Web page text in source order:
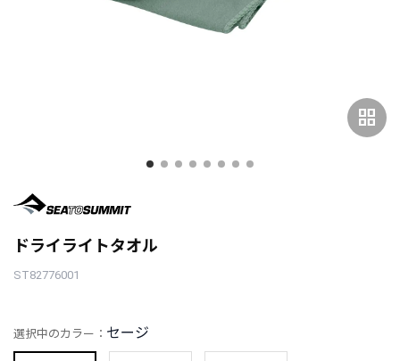
grid_view
ドライライトタオル
ST82776001
選択中のカラー： セージ